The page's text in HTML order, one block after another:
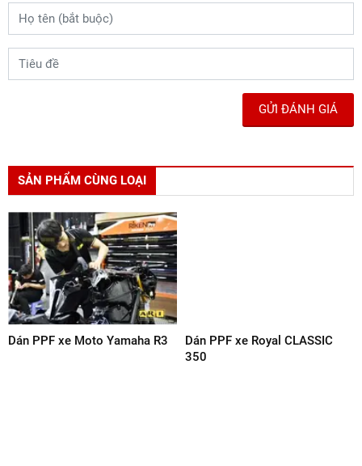
GỬI ĐÁNH GIÁ
SẢN PHẨM CÙNG LOẠI
Dán PPF xe Moto Yamaha R3
Dán PPF xe Royal CLASSIC
350